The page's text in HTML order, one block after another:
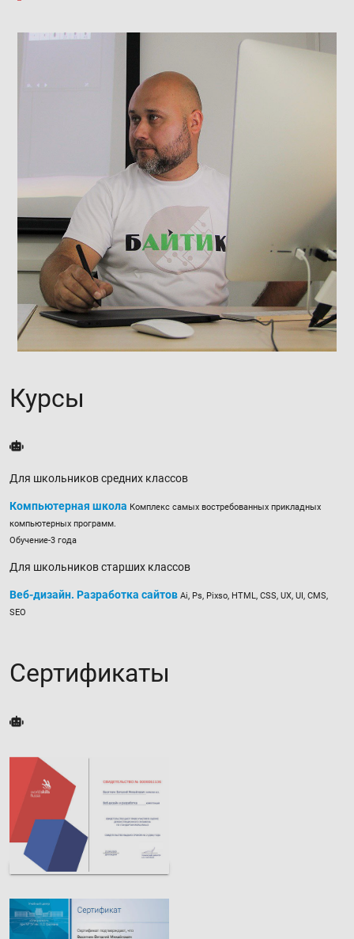
Курсы
Для школьников средних классов
Компьютерная школа Комплекс самых востребованных прикладных
компьютерных программ.
Обучение-3 года
Для школьников старших классов
Веб-дизайн. Разработка сайтов Ai, Ps, Pixso, HTML, CSS, UX, UI, СMS,
SEO
Сертификаты